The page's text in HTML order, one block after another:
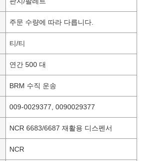
주문 수량에 따라 다릅니다.
티/티
연간 500 대
BRM 수직 운송
009-0029377, 0090029377
NCR 6683/6687 재활용 디스펜서
NCR